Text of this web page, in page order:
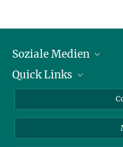
Soziale Medien
LinkedIn
Quick Links
Für Journalisten und
Ihr Weg zu uns